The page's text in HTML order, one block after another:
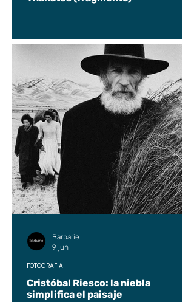
Cristóbal Riesco: la niebla
simplifica el paisaje
FOTOGRAFÍA
Barbarie
9 jun